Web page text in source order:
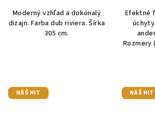
Moderný vzhľad a dokonalý
dizajn. Farba dub riviera. Šírka
305 cm.
Efektné
Rozmery
NÁŠ HIT NÁŠ HIT